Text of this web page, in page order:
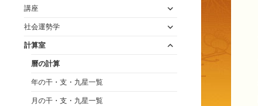
講座
サ
メ
ュ
社会運勢学
サ
メ
計算室
曆の計算
年の干・支・九星一覧
月の干・支・九星一覧